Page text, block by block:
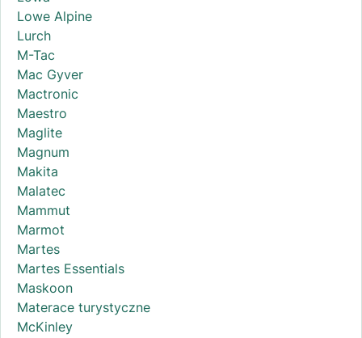
Lowe Alpine
Lurch
M-Tac
Mac Gyver
Mactronic
Maestro
Maglite
Magnum
Makita
Malatec
Mammut
Marmot
Martes
Martes Essentials
Maskoon
Materace turystyczne
McKinley